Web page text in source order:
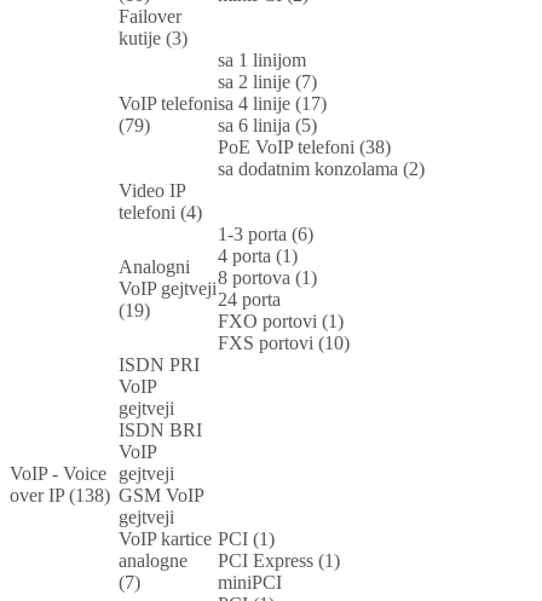
Failover
kutije (3)
VoIP - Voice
over IP (138)
VoIP telefoni
(79)
sa 1 linijom
sa 2 linije (7)
sa 4 linije (17)
sa 6 linija (5)
PoE VoIP telefoni (38)
sa dodatnim konzolama (2)
Video IP
telefoni (4)
Analogni
VoIP gejtveji
(19)
1-3 porta (6)
4 porta (1)
8 portova (1)
24 porta
FXO portovi (1)
FXS portovi (10)
ISDN PRI
VoIP
gejtveji
ISDN BRI
VoIP
gejtveji
GSM VoIP
gejtveji
VoIP kartice
analogne
(7)
PCI (1)
PCI Express (1)
miniPCI